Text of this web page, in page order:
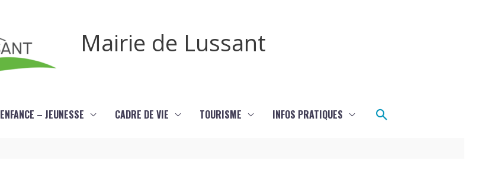
Mairie de Lussant
ENFANCE – JEUNESSE CADRE DE VIE TOURISME INFOS PRATIQUES Rechercher